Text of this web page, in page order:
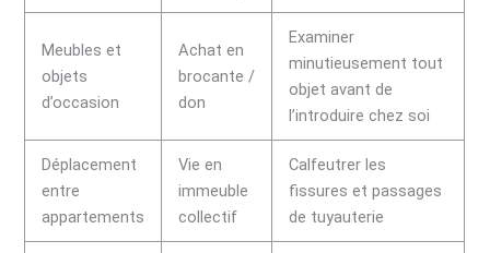
Meubles et
objets
d’occasion
Achat en
brocante /
don
Examiner
minutieusement tout
objet avant de
l’introduire chez soi
Déplacement
entre
appartements
Vie en
immeuble
collectif
Calfeutrer les
fissures et passages
de tuyauterie